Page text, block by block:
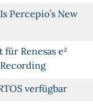
Percepio’s New
Renesas e²
verfügbar